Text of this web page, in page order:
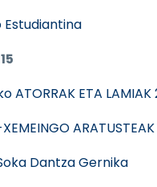
Estudiantina
ATORRAK ETA LAMIAK
Dantza Gernika